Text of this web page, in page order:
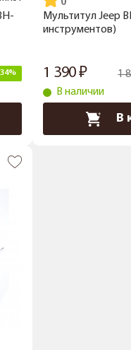
Мультитул Jeep
инструментов)
1 390 1
В наличии
В